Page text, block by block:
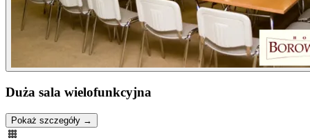
Duża sala wielofunkcyjna
Pokaż szczegóły →